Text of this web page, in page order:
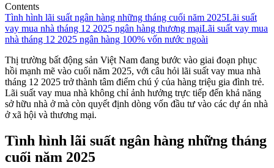
Contents
Tình hình lãi suất ngân hàng những tháng cuối năm 2025Lãi suất
vay mua nhà tháng 12 2025 ngân hàng thương mạiLãi suất vay mua
nhà tháng 12 2025 ngân hàng 100% vốn nước ngoài
Thị trường bất động sản Việt Nam đang bước vào giai đoạn phục
hồi mạnh mẽ vào cuối năm 2025, với câu hỏi lãi suất vay mua nhà
tháng 12 2025 trở thành tâm điểm chú ý của hàng triệu gia đình trẻ.
Lãi suất vay mua nhà không chỉ ảnh hưởng trực tiếp đến khả năng
sở hữu nhà ở mà còn quyết định dòng vốn đầu tư vào các dự án nhà
ở xã hội và thương mại.
Tình hình lãi suất ngân hàng những tháng
cuối năm 2025